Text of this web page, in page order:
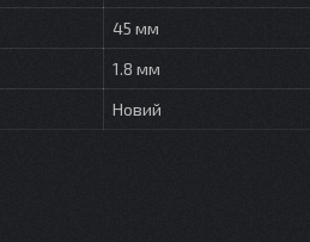
45 мм
1.8 мм
Новий